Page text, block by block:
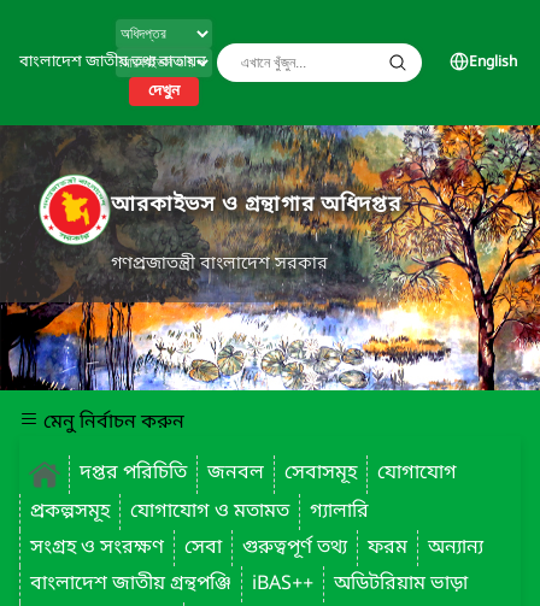
বাংলাদেশ জাতীয় তথ্য বাতায়ন
দেখুন
English
আরকাইভস ও গ্রন্থাগার অধিদপ্তর
গণপ্রজাতন্ত্রী বাংলাদেশ সরকার
মেনু নির্বাচন করুন
দপ্তর পরিচিতি
জনবল সেবাসমূহ
যোগাযোগ
প্রকল্পসমূহ
যোগাযোগ ও মতামত
গ্যালারি
সংগ্রহ ও সংরক্ষণ
সেবা গুরুত্বপূর্ণ তথ্য ফরম
অন্যান্য
বাংলাদেশ জাতীয় গ্রন্থপঞ্জি
iBAS++
অডিটরিয়াম ভাড়া